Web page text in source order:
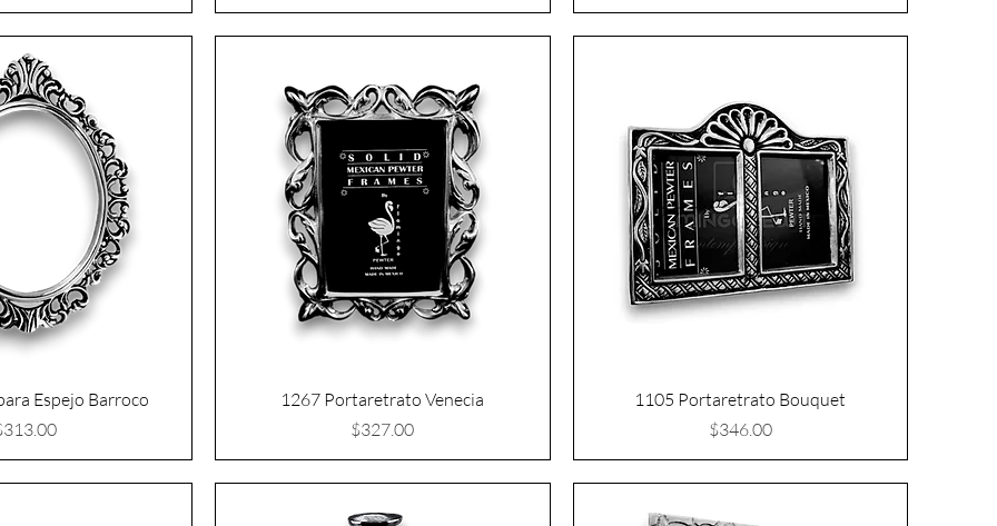
Espejo Barroco
1267 Portaretrato Venecia
Precio
$327.00
1105 Portaretrato Bouquet
Precio
$346.00